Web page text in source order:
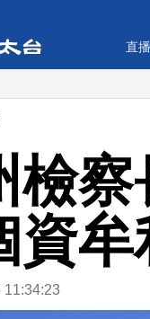
直播
檢
資牟
11:34:23